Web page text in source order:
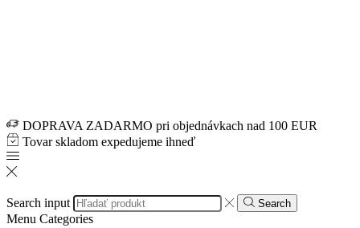
DOPRAVA ZADARMO pri objednávkach nad 100 EUR
Tovar skladom expedujeme ihneď
Search input Search
Menu Categories